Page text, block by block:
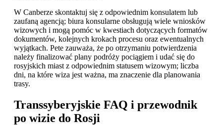
W Canberze skontaktuj się z odpowiednim konsulatem lub
zaufaną agencją; biura konsularne obsługują wiele wniosków
wizowych i mogą pomóc w kwestiach dotyczących formatów
dokumentów, kolejnych krokach procesu oraz ewentualnych
wyjątkach. Pete zauważa, że po otrzymaniu potwierdzenia
należy finalizować plany podróży pociągiem i udać się do
rosyjskich miast z odpowiednim statusem wizowym; liczba
dni, na które wiza jest ważna, ma znaczenie dla planowania
trasy.
Transsyberyjskie FAQ i przewodnik
po wizie do Rosji